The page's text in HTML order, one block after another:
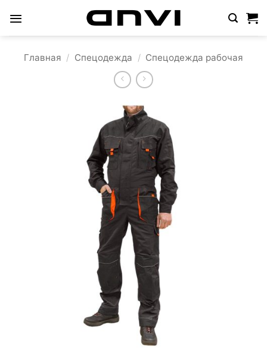
content
Главная / Спецодежда / Спецодежда рабочая